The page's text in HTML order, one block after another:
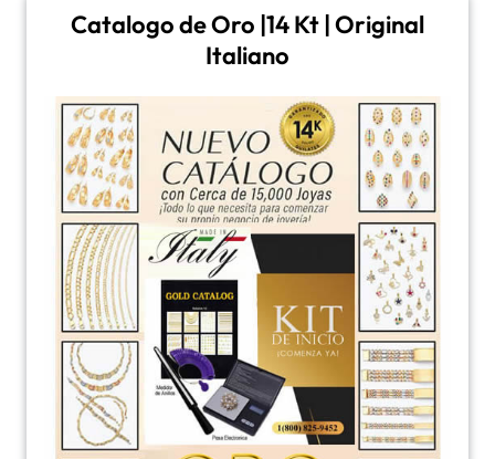
Catalogo de Oro |14 Kt | Original
Italiano